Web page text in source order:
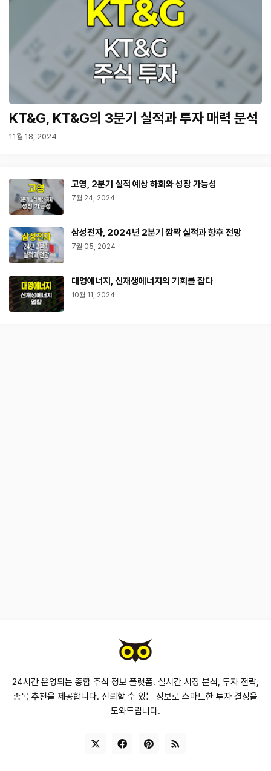
KT&G, KT&G의 3분기 실적과 투자 매력 분석
11월 18, 2024
고영, 2분기 실적 예상 하회와 성장 가능성
7월 24, 2024
삼성전자, 2024년 2분기 깜짝 실적과 향후 전망
7월 05, 2024
대명에너지, 신재생에너지의 기회를 잡다
10월 11, 2024
24시간 운영되는 종합 주식 정보 플랫폼. 실시간 시장 분석, 투자 전략,
종목 추천을 제공합니다. 신뢰할 수 있는 정보로 스마트한 투자 결정을
도와드립니다.